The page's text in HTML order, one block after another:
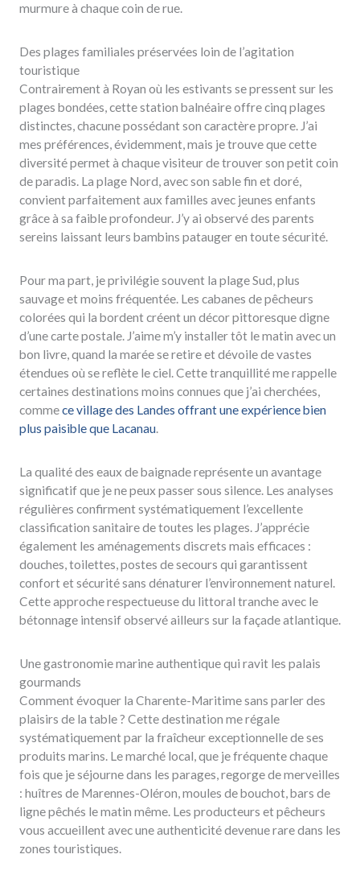
murmure à chaque coin de rue.
Des plages familiales préservées loin de l’agitation
touristique
Contrairement à Royan où les estivants se pressent sur les
plages bondées, cette station balnéaire offre cinq plages
distinctes, chacune possédant son caractère propre. J’ai
mes préférences, évidemment, mais je trouve que cette
diversité permet à chaque visiteur de trouver son petit coin
de paradis. La plage Nord, avec son sable fin et doré,
convient parfaitement aux familles avec jeunes enfants
grâce à sa faible profondeur. J’y ai observé des parents
sereins laissant leurs bambins patauger en toute sécurité.
Pour ma part, je privilégie souvent la plage Sud, plus
sauvage et moins fréquentée. Les cabanes de pêcheurs
colorées qui la bordent créent un décor pittoresque digne
d’une carte postale. J’aime m’y installer tôt le matin avec un
bon livre, quand la marée se retire et dévoile de vastes
étendues où se reflète le ciel. Cette tranquillité me rappelle
certaines destinations moins connues que j’ai cherchées,
commece village des Landes offrant une expérience bien
plus paisible que Lacanau.
La qualité des eaux de baignade représente un avantage
significatif que je ne peux passer sous silence. Les analyses
régulières confirment systématiquement l’excellente
classification sanitaire de toutes les plages. J’apprécie
également les aménagements discrets mais efficaces :
douches, toilettes, postes de secours qui garantissent
confort et sécurité sans dénaturer l’environnement naturel.
Cette approche respectueuse du littoral tranche avec le
bétonnage intensif observé ailleurs sur la façade atlantique.
Une gastronomie marine authentique qui ravit les palais
gourmands
Comment évoquer la Charente-Maritime sans parler des
plaisirs de la table ? Cette destination me régale
systématiquement par la fraîcheur exceptionnelle de ses
produits marins. Le marché local, que je fréquente chaque
fois que je séjourne dans les parages, regorge de merveilles
: huîtres de Marennes-Oléron, moules de bouchot, bars de
ligne pêchés le matin même. Les producteurs et pêcheurs
vous accueillent avec une authenticité devenue rare dans les
zones touristiques.